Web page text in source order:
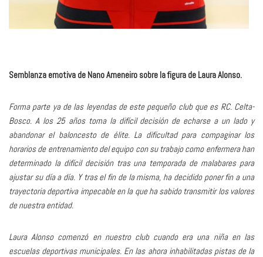
Semblanza emotiva de Nano Ameneiro sobre la figura de Laura Alonso.
Forma parte ya de las leyendas de este pequeño club que es RC. Celta-
Bosco. A los 25 años toma la difícil decisión de echarse a un lado y
abandonar el baloncesto de élite. La dificultad para compaginar los
horarios de entrenamiento del equipo con su trabajo como enfermera han
determinado la difícil decisión tras una temporada de malabares para
ajustar su día a día. Y tras el fin de la misma, ha decidido poner fin a una
trayectoria deportiva impecable en la que ha sabido transmitir los valores
de nuestra entidad.
Laura Alonso comenzó en nuestro club cuando era una niña en las
escuelas deportivas municipales. En las ahora inhabilitadas pistas de la